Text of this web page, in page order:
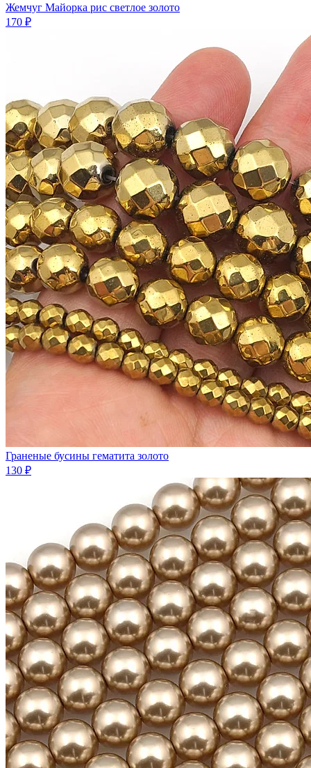
Жемчуг Майорка рис светлое золото
170 ₽
Граненые бусины гематита золото
130 ₽